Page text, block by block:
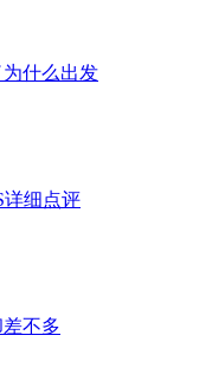
什么出发
详细点评
不多